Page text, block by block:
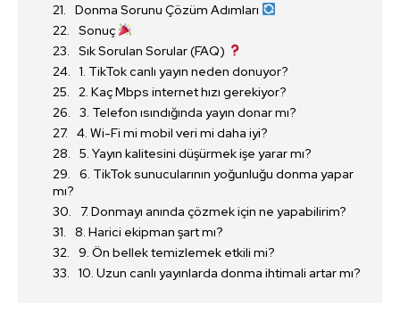
Donma Sorunu Çözüm Adımları
Sonuç
Sık Sorulan Sorular (FAQ)
1. TikTok canlı yayın neden donuyor?
2. Kaç Mbps internet hızı gerekiyor?
3. Telefon ısındığında yayın donar mı?
4. Wi-Fi mi mobil veri mi daha iyi?
5. Yayın kalitesini düşürmek işe yarar mı?
6. TikTok sunucularının yoğunluğu donma yapar
mı?
7. Donmayı anında çözmek için ne yapabilirim?
8. Harici ekipman şart mı?
9. Ön bellek temizlemek etkili mi?
10. Uzun canlı yayınlarda donma ihtimali artar mı?